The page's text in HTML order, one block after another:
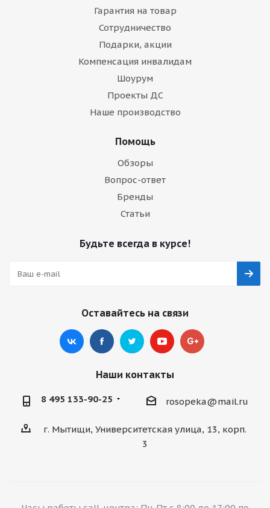
Гарантия на товар
Сотрудничество
Подарки, акции
Компенсация инвалидам
Шоурум
Проекты ДС
Наше производство
Помощь
Обзоры
Вопрос-ответ
Бренды
Статьи
Будьте всегда в курсе!
Оставайтесь на связи
Наши контакты
8 495 133-90-25 rosopeka@mail.ru
г. Мытищи, Университетская улица, 13, корп.
3